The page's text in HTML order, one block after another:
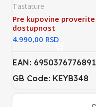
Tastature
Pre kupovine proverite
dostupnost
RSD
EAN: 6950376776891
GB Code: KEYB348